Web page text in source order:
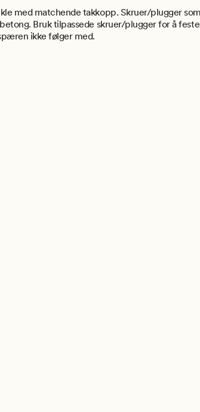
med matchende takkopp. Skruer/plugger som
Bruk tilpassede skruer/plugger for å
ikke følger med.